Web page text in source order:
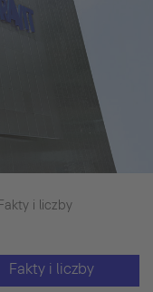
Fakty i liczby
Fakty i liczby